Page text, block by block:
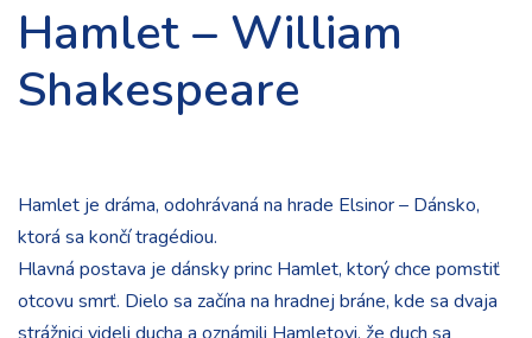
Hamlet – William
Shakespeare
Hamlet je dráma, odohrávaná na hrade Elsinor – Dánsko,
ktorá sa končí tragédiou.
Hlavná postava je dánsky princ Hamlet, ktorý chce pomstiť
otcovu smrť. Dielo sa začína na hradnej bráne, kde sa dvaja